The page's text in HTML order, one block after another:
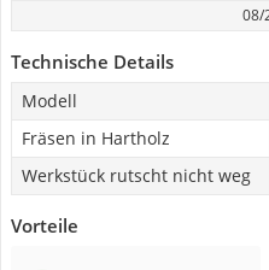
08/
Technische Details
Modell
Fräsen in Hartholz
Werkstück rutscht nicht weg
Vorteile